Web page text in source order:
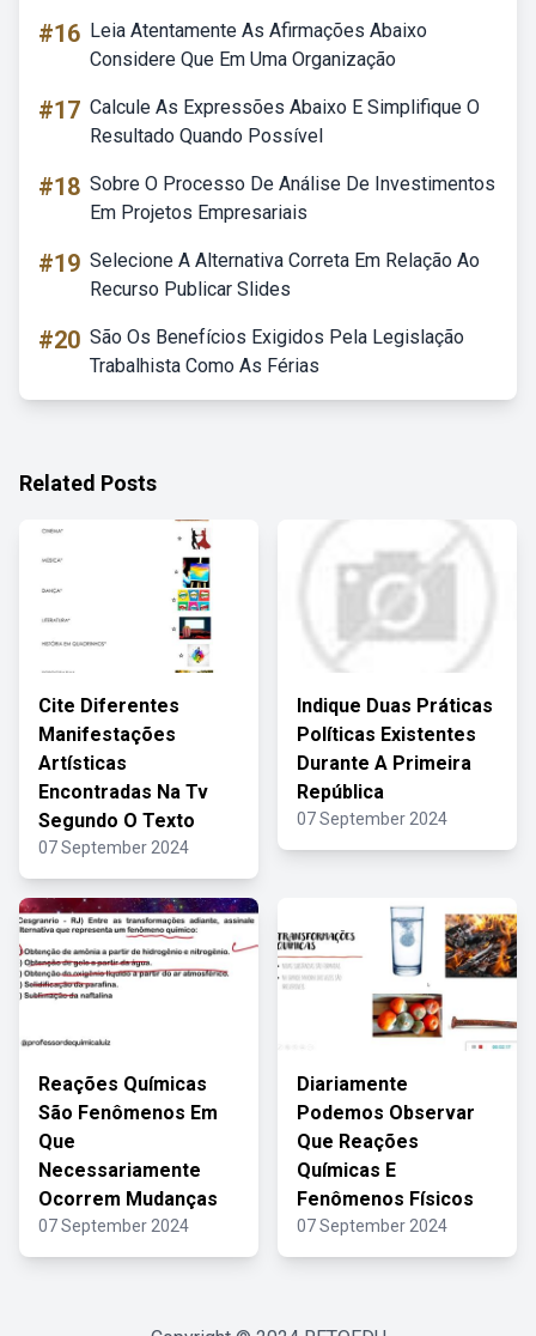
#16 Leia Atentamente As Afirmações Abaixo
Considere Que Em Uma Organização
#17 Calcule As Expressões Abaixo E Simplifique O
Resultado Quando Possível
#18 Sobre O Processo De Análise De Investimentos
Em Projetos Empresariais
#19 Selecione A Alternativa Correta Em Relação Ao
Recurso Publicar Slides
#20 São Os Benefícios Exigidos Pela Legislação
Trabalhista Como As Férias
Related Posts
Cite Diferentes
Manifestações
Artísticas
Encontradas Na Tv
Segundo O Texto
07 September 2024
Indique Duas Práticas
Políticas Existentes
Durante A Primeira
República
07 September 2024
Reações Químicas
São Fenômenos Em
Que
Necessariamente
Ocorrem Mudanças
07 September 2024
Diariamente
Podemos Observar
Que Reações
Químicas E
Fenômenos Físicos
07 September 2024